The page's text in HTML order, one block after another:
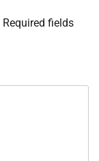
Required fields